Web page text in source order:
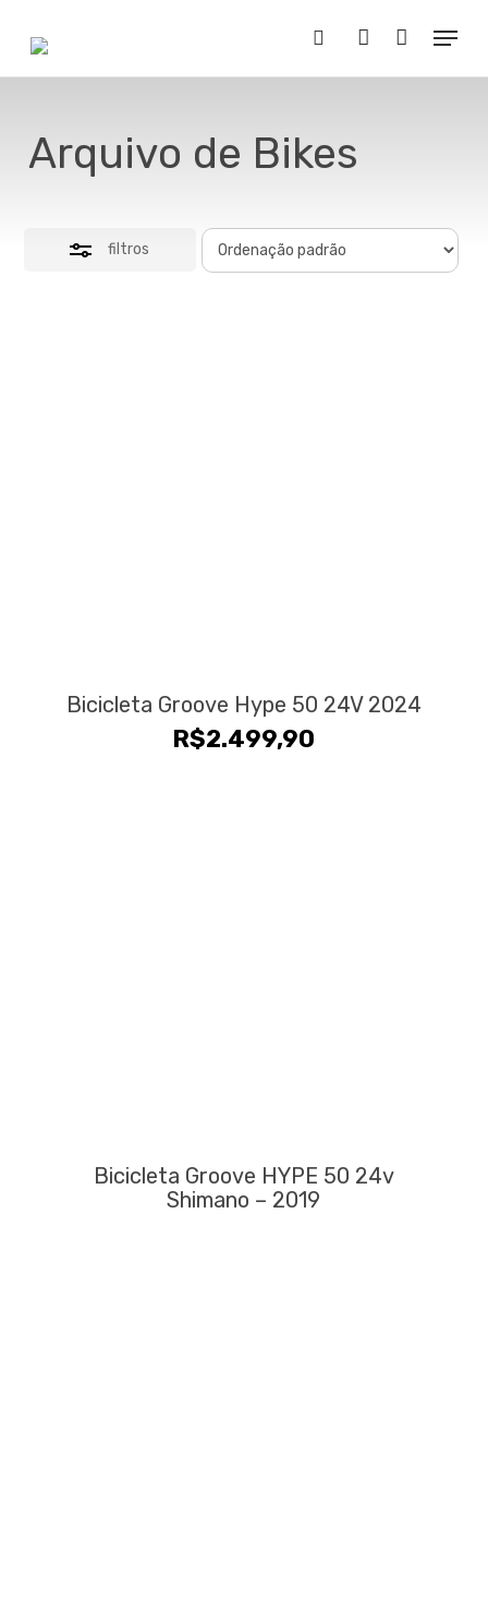
main
content
Buscar..account
Menu
Arquivo de Bikes
filtros
Close
Bicicleta Groove Hype 50 24V 2024
R$2.499,90
Bicicleta Groove HYPE 50 24v
Shimano – 2019